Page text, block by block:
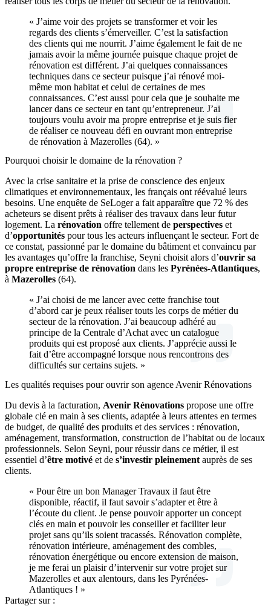
« J’aime voir des projets se transformer et voir les
regards des clients s’émerveiller. C’est la satisfaction
des clients qui me nourrit. J’aime également le fait de ne
jamais avoir la même journée puisque chaque projet de
rénovation est différent. J’ai quelques connaissances
techniques dans ce secteur puisque j’ai rénové moi-
même mon habitat et celui de certaines de mes
connaissances. C’est aussi pour cela que je souhaite me
lancer dans ce secteur en tant qu’entrepreneur. J’ai
toujours voulu avoir ma propre entreprise et je suis fier
de réaliser ce nouveau défi en ouvrant mon entreprise
de rénovation à Mazerolles (64). »
Pourquoi choisir le domaine de la rénovation ?
Avec la crise sanitaire et la prise de conscience des enjeux
climatiques et environnementaux, les français ont réévalué leurs
besoins. Une enquête de SeLoger a fait apparaître que 72 % des
acheteurs se disent prêts à réaliser des travaux dans leur futur
logement. La rénovation offre tellement de perspectives et
d’opportunités pour tous les acteurs influençant le secteur. Fort de
ce constat, passionné par le domaine du bâtiment et convaincu par
les avantages qu’offre la franchise, Seyni choisit alors d’ouvrir sa
propre entreprise de rénovation dans les Pyrénées-Atlantiques,
à Mazerolles (64).
« J’ai choisi de me lancer avec cette franchise tout
d’abord car je peux réaliser touts les corps de métier du
secteur de la rénovation. J’ai beaucoup adhéré au
principe de la Centrale d’Achat avec un catalogue
produits qui est proposé aux clients. J’apprécie aussi le
fait d’être accompagné lorsque nous rencontrons des
difficultés sur certains sujets. »
Les qualités requises pour ouvrir son agence Avenir Rénovations
Du devis à la facturation, Avenir Rénovations propose une offre
globale clé en main à ses clients, adaptée à leurs attentes en termes
de budget, de qualité des produits et des services : rénovation,
aménagement, transformation, construction de l’habitat ou de locaux
professionnels. Selon Seyni, pour réussir dans ce métier, il est
essentiel d’être motivé et de s’investir pleinement auprès de ses
clients.
« Pour être un bon Manager Travaux il faut être
disponible, réactif, il faut savoir s’adapter et être à
l’écoute du client. Je pense pouvoir apporter un concept
clés en main et pouvoir les conseiller et faciliter leur
projet sans qu’ils soient tracassés. Rénovation complète,
rénovation intérieure, aménagement des combles,
rénovation énergétique ou encore extension de maison,
je me ferai un plaisir d’intervenir sur votre projet sur
Mazerolles et aux alentours, dans les Pyrénées-
Atlantiques ! »
Partager sur :